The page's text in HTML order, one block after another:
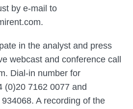
by e-mail to
in the analyst and press
webcast and conference call
Dial-in number for
(0)20 7162 0077 and
A recording of the